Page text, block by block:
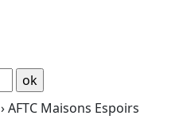
› AFTC Maisons Espoirs